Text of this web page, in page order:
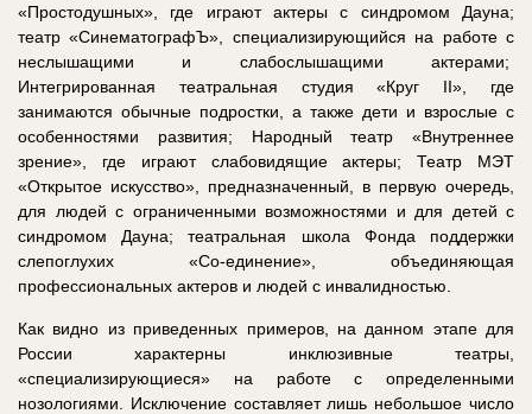
«Простодушных», где играют актеры с синдромом Дауна;
театр «СинематографЪ», специализирующийся на работе с
неслышащими и слабослышащими актерами;
Интегрированная театральная студия «Круг II», где
занимаются обычные подростки, а также дети и взрослые с
особенностями развития; Народный театр «Внутреннее
зрение», где играют слабовидящие актеры; Театр МЭТ
«Открытое искусство», предназначенный, в первую очередь,
для людей с ограниченными возможностями и для детей с
синдромом Дауна; театральная школа Фонда поддержки
слепоглухих «Со-единение», объединяющая
профессиональных актеров и людей с инвалидностью.
Как видно из приведенных примеров, на данном этапе для
России характерны инклюзивные театры,
«специализирующиеся» на работе с определенными
нозологиями. Исключение составляет лишь небольшое число